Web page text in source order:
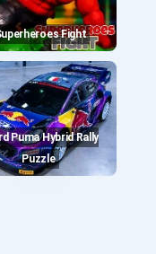
Superheroes Fight
Puzzle